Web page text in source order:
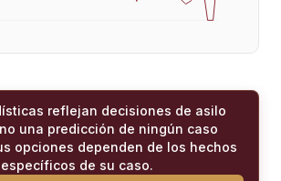
reflejan decisiones de asilo
una predicción de ningún caso
opciones dependen de los hechos
específicos de su caso.